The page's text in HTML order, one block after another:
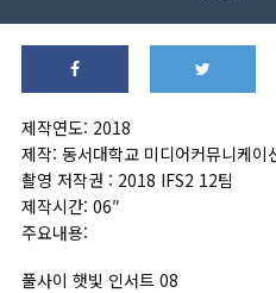
제작연도: 2018
제작: 동서대학교 미디어커뮤니케이
촬영 저작권 : 2018 IFS2 12팀
제작시간: 06″
주요내용:
풀사이 햇빛 인서트 08